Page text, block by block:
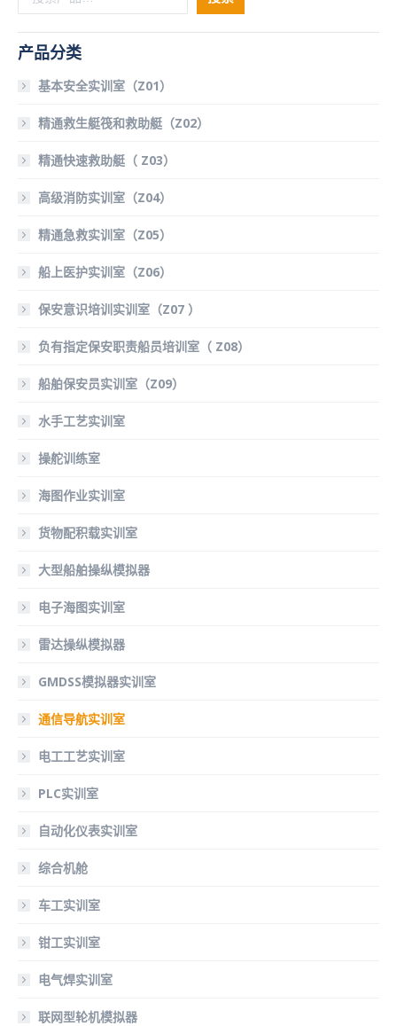
产品分类
基本安全实训室（Z01）
精通救生艇筏和救助艇（Z02）
精通快速救助艇（ Z03）
高级消防实训室（Z04）
精通急救实训室（Z05）
船上医护实训室（Z06）
保安意识培训实训室（Z07 ）
负有指定保安职责船员培训室（ Z08）
船舶保安员实训室（Z09）
水手工艺实训室
操舵训练室
海图作业实训室
货物配积载实训室
大型船舶操纵模拟器
电子海图实训室
雷达操纵模拟器
GMDSS模拟器实训室
通信导航实训室
电工工艺实训室
PLC实训室
自动化仪表实训室
综合机舱
车工实训室
钳工实训室
电气焊实训室
联网型轮机模拟器